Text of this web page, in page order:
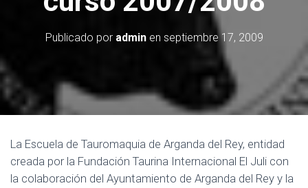
C
N
Publicado por adminen septiembre 17, 2009
La Escuela de Tauromaquia de Arganda del Rey, entidad
creada por la Fundación Taurina Internacional El Juli con
la colaboración del Ayuntamiento de Arganda del Rey y la